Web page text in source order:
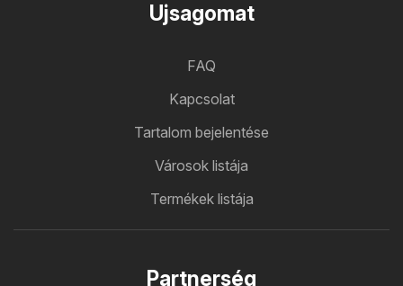
Ujsagomat
FAQ
Kapcsolat
Tartalom bejelentése
Városok listája
Termékek listája
Partnerség